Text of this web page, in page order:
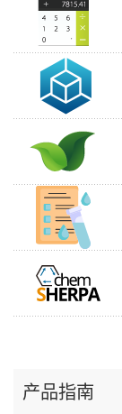
产品指南